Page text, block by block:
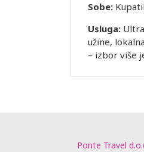
Sobe:
Usluga:
užine,
– izbor više
Ponte Travel